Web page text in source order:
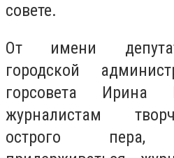
совете.
От имени
городской
горсовета Ирина
журналистам
острого пера,